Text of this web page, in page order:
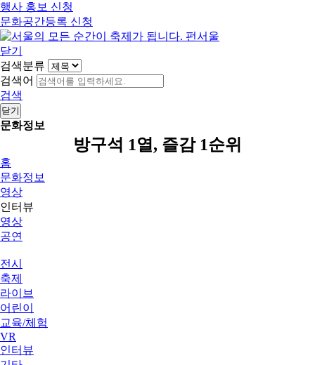
행사 홍보 신청
문화공간등록 신청
닫기
검색분류
검색어
검색
닫기
문화정보
방구석 1열, 즐감 1순위
홈
문화정보
영상
인터뷰
영상
공연
전시
축제
라이브
어린이
교육/체험
VR
인터뷰